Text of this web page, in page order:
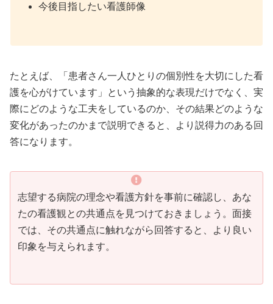
今後目指したい看護師像
たとえば、「患者さん一人ひとりの個別性を大切にした看
護を心がけています」という抽象的な表現だけでなく、実
際にどのような工夫をしているのか、その結果どのような
変化があったのかまで説明できると、より説得力のある回
答になります。
志望する病院の理念や看護方針を事前に確認し、あな
たの看護観との共通点を見つけておきましょう。面接
では、その共通点に触れながら回答すると、より良い
印象を与えられます。